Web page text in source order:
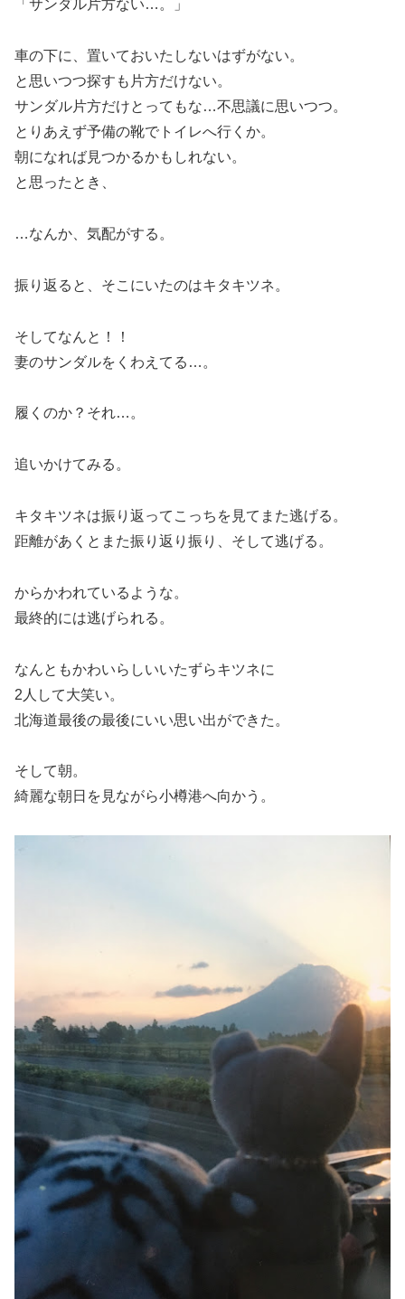
「サンダル片方ない…。」
車の下に、置いておいたしないはずがない。
と思いつつ探すも片方だけない。
サンダル片方だけとってもな…不思議に思いつつ。
とりあえず予備の靴でトイレへ行くか。
朝になれば見つかるかもしれない。
と思ったとき、
…なんか、気配がする。
振り返ると、そこにいたのはキタキツネ。
そしてなんと！！
妻のサンダルをくわえてる…。
履くのか？それ…。
追いかけてみる。
キタキツネは振り返ってこっちを見てまた逃げる。
距離があくとまた振り返り振り、そして逃げる。
からかわれているような。
最終的には逃げられる。
なんともかわいらしいいたずらキツネに
2人して大笑い。
北海道最後の最後にいい思い出ができた。
そして朝。
綺麗な朝日を見ながら小樽港へ向かう。